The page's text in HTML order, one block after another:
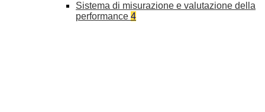
Sistema di misurazione e valutazione della
performance 4